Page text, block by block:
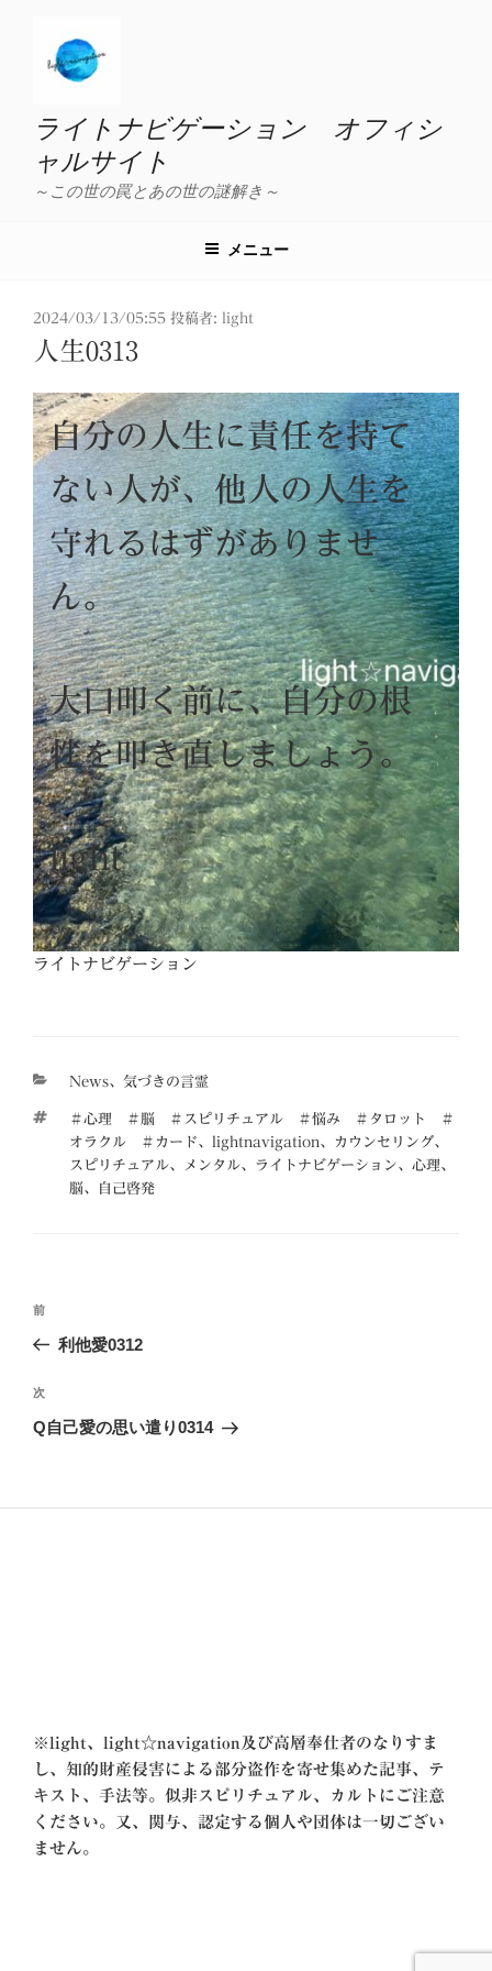
ライトナビゲーション オフィシ
ャルサイト
～この世の罠とあの世の謎解き～
メニュー
投
稿
日:
2024/03/13/05:55 投稿者: light
人生0313
自分の人生に責任を持て
ない人が、他人の人生を
守れるはずがありませ
ん。
大口叩く前に、自分の根
性を叩き直しましょう。
light
ライトナビゲーション
カ
ゴ
リ
ー
News、 気づきの言霊
タ
グ
＃心理 ＃脳 ＃スピリチュアル ＃悩み ＃タロット ＃
オラクル ＃カード、 lightnavigation、 カウンセリング、
スピリチュアル、 メンタル、 ライトナビゲーション、 心理、
脳、 自己啓発
ビ
ゲ
前
の
稿
前
利他愛0312
次
の
次
Q自己愛の思い遣り0314
※light、light☆navigation及び高層奉仕者のなりすま
し、知的財産侵害による部分盗作を寄せ集めた記事、テ
キスト、手法等。似非スピリチュアル、カルトにご注意
ください。又、関与、認定する個人や団体は一切ござい
ません。